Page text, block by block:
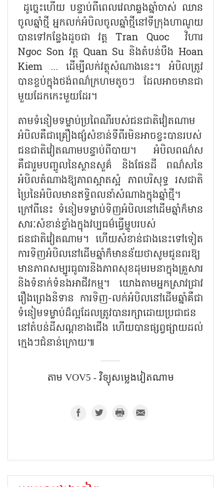
ដូច្នេះហើយ បន្ទាប់ពីពេលវេលាឆ្លងឆ្នាំចាស់ ឈាន
ចូលឆ្នាំថ្មី អ្នកលក់អំបិលចូលឆ្នាំថ្មីនៅទីក្រុងហាណូយ
បានទៅកន្លែងដូចជា វត្ត Tran Quoc វិហារ
Ngoc Son វត្ត Quan Su និងតំបន់បឹង Hoan
Kiem ... ដើម្បីលក់វត្ថុសំណាងនេះ។ អំបិលត្រូវ
បានខ្ចប់ក្នុងថង់ពណ៌ក្រហមតូចៗ ដែលអាចមានជា
មួយដែកកេះមួយដែរ។
តាមទំនៀមទម្លាប់ប្រពៃណីរបស់ជនជាតិវៀតណាម
អំបិលគឺជាគ្រឿងផ្សំសំខាន់ទីពីរមិនអាចខ្វះបានរបស់
ជនជាតិវៀតណាមបន្ទាប់ពីបាយ។ អំបិលពណ៌ស
គឺជារួមបញ្ចូលនៃស្ថានសួគ៌ និងផែនដី ពណ៌សនៃ
អំបិលតំណាងឱ្យភាពស្អាតស្អំ ភាពបរិសុទ្ធ រសជាតិ
ប្រៃនៃអំបិលមានឥទ្ធិពលនាំសំណាងក្នុងឆ្នាំថ្មី។
ក្រៅពីនេះ ទំនៀមទម្លាប់ទិញអំបិលនៅដើមឆ្នាំក៏មាន
សារៈសំខាន់ខ្លាំងក្នុងវប្បធម៌ធ្វើម្ហូបរបស់
ជនជាតិវៀតណាម។ ហើយសំខាន់ជាងនេះទៅទៀត
ការទិញអំបិលនៅដើមឆ្នាំក៏មានន័យថាសូមជូនពរឱ្យ
មានភាពសម្បូរធូធារនិងភាពសុខដុមរមនាក្នុងគ្រួសារ
និងទំនាក់ទំនងអាជីវកម្ម។ យោងតាមអ្នកស្រាវជ្រាវ
រឿងព្រេងនិទាន ការទិញ-លក់អំបិលនៅដើមឆ្នាំគឺជា
ទំនៀមទម្លាប់ដ៏ល្អដែលត្រូវបានរក្សាដោយប្រជាជន
នៅតំបន់ដីសណ្ដខាងជើង ហើយបានផ្សព្វផ្សាយដល់
ក្មេងៗជំនាន់ក្រោយ៕
តាម​ VOV5 - វិទ្យុសម្លេងវៀតណាម